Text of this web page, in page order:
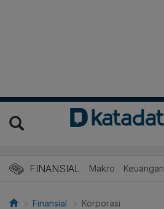
FINANSIAL Makro Keuangan
Finansial Korporasi